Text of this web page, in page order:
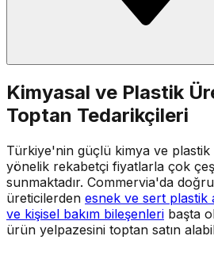
Kimyasal ve Plastik
Toptan Tedarikçileri
Türkiye'nin güçlü kimya ve plastik
yönelik rekabetçi fiyatlarla çok
sunmaktadır. Commervia'da
üreticilerden esnek ve sert plastik
ve kişisel bakım bileşenleri başta
ürün yelpazesini toptan satın